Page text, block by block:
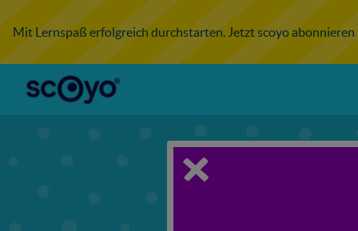
Mit Lernspaß erfolgreich durchstarten. Jetzt scoyo